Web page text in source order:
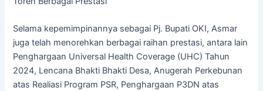
Selama kepemimpinannya sebagai Pj. Bupati OKI, Asmar
juga telah menorehkan berbagai raihan prestasi, antara lain
Penghargaan Universal Health Coverage (UHC) Tahun
2024, Lencana Bhakti Bhakti Desa, Anugerah Perkebunan
atas Realiasi Program PSR, Penghargaan P3DN atas